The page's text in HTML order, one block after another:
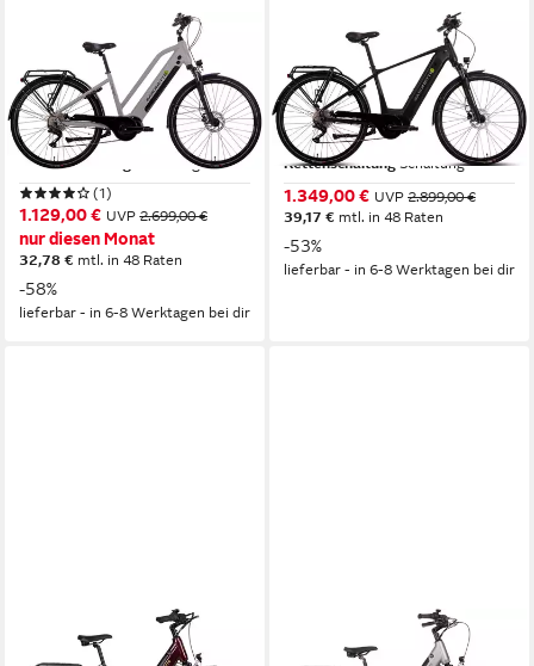
SAXONETTE
E-Bike Trekkingrad Premium
Sport (Trapez)
Mittelmotor Motor
522 Wh Akkuleistung
Kettenschaltung
Schaltung
(1)
1.129,00 € UVP 2.699,00 €
nur diesen Monat
32,78 € mtl. in 48 Raten
-58%
lieferbar - in 6-8 Werktagen bei dir
SAXONETTE
E-Bike Trekkingrad Quantum
Sport Diamand
Mittelmotor Motor
540 Wh Akkuleistung
Kettenschaltung Schaltung
1.349,00 € UVP 2.899,00 €
39,17 € mtl. in 48 Raten
-53%
lieferbar - in 6-8 Werktagen bei dir
SAXONETTE
E-Bike Cityrad SAXONETTE
E-Bike Cityrad SAXONETTE